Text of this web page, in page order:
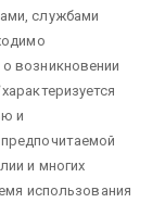
службами
возникновении
характеризуется
и
и многих
использования